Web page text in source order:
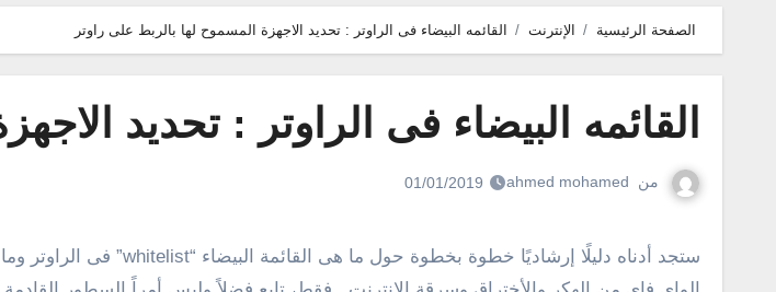
الصفحة الرئيسية الإنترنت القائمه البيضاء فى الراوتر : تحديد الاجهزة المسموح لها بالربط على راوتر
القائمه البيضاء فى الراوتر : تحديد
من ahmed mohamed
01/01/2019
ستجد أدناه دليلًا إرشاديًا خطوة بخطوة حول ما هى القائمة البيضاء “whitelist” فى الراوتر وما وظيفتها فى الراوتر وكيف يمكن تحقيق أقصى استفادة منها فى تأمين وحماية